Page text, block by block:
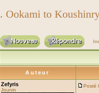
. Ookami to
Auteur
Zefyris
Jounin
Posté